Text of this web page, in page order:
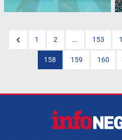
1 2 ... 153
158 159 160